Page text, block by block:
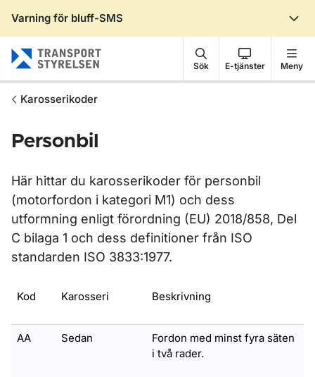
Varning för bluff-SMS
Sök E-tjänster Meny
Karosserikoder
Personbil
Här hittar du karosserikoder för personbil
(motorfordon i kategori M1) och dess
utformning enligt förordning (EU) 2018/858, Del
C bilaga 1 och dess definitioner från ISO
standarden ISO 3833:1977.
Kod Karosseri Beskrivning
AA Sedan
Fordon med minst fyra säten
i två rader.